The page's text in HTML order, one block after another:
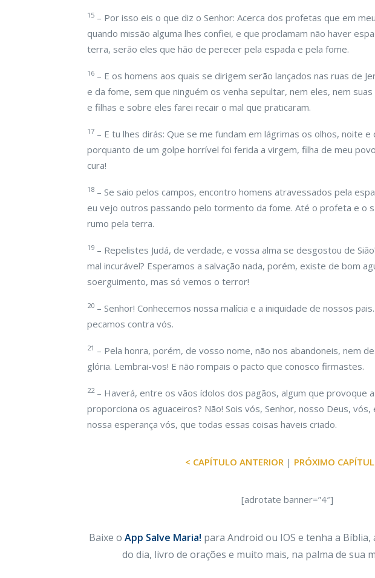
15 – Por isso eis o que diz o Senhor: Acerca dos profetas que em
quando missão alguma lhes confiei, e que proclamam não haver
terra, serão eles que hão de perecer pela espada e pela fome.
16 – E os homens aos quais se dirigem serão lançados nas ruas de
e da fome, sem que ninguém os venha sepultar, nem eles, nem
e filhas e sobre eles farei recair o mal que praticaram.
17 – E tu lhes dirás: Que se me fundam em lágrimas os olhos, noite e
porquanto de um golpe horrível foi ferida a virgem, filha de meu
cura!
18 – Se saio pelos campos, encontro homens atravessados pela
eu vejo outros passando pelo tormento da fome. Até o profeta e o
rumo pela terra.
19 – Repelistes Judá, de verdade, e vossa alma se desgostou de
mal incurável? Esperamos a salvação nada, porém, existe de bom
soerguimento, mas só vemos o terror!
20 – Senhor! Conhecemos nossa malícia e a iniqüidade de nossos
pecamos contra vós.
21 – Pela honra, porém, de vosso nome, não nos abandoneis, nem
glória. Lembrai-vos! E não rompais o pacto que conosco firmastes.
22– Haverá, entre os vãos ídolos dos pagãos, algum que provoque a
proporciona os aguaceiros? Não! Sois vós, Senhor, nosso Deus,
nossa esperança vós, que todas essas coisas haveis criado.
< CAPÍTULO ANTERIOR | PRÓXIMO
[adrotate banner=”4″]
Baixe o App Salve Maria! para Android ou IOS e tenha a
do dia, livro de orações e muito mais, na palma de sua